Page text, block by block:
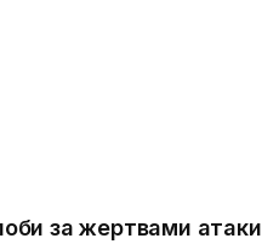
за жертвами атаки